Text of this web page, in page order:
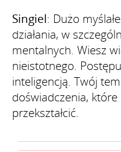
Singiel: Dużo
działania, w
mentalnych. Wiesz
nieistotnego.
inteligencją. Twój
doświadczenia,
przekształcić.